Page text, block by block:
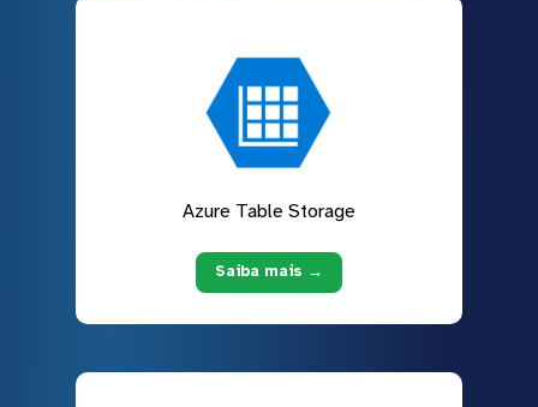
Azure Table Storage
Saiba mais →